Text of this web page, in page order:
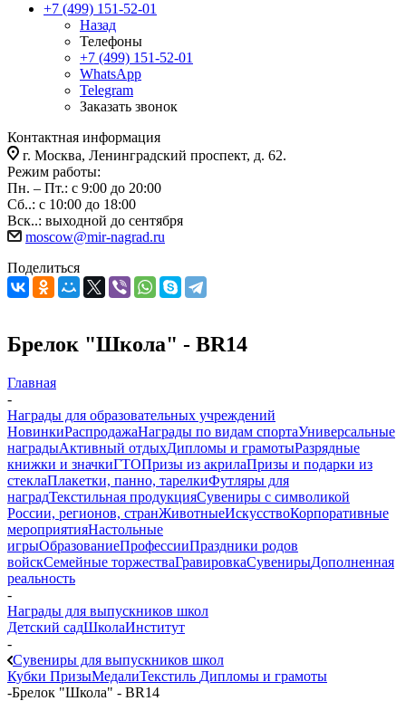
+7 (499) 151-52-01
Назад
Телефоны
+7 (499) 151-52-01
WhatsApp
Telegram
Заказать звонок
Контактная информация
г. Москва, Ленинградский проспект, д. 62.
Режим работы:
Пн. – Пт.: с 9:00 до 20:00
Сб..: с 10:00 до 18:00
Вск..: выходной до сентября
moscow@mir-nagrad.ru
Поделиться
Брелок "Школа" - BR14
Главная
-
Награды для образовательных учреждений
НовинкиРаспродажаНаграды по видам спортаУниверсальные
наградыАктивный отдыхДипломы и грамотыРазрядные
книжки и значкиГТОПризы из акрилаПризы и подарки из
стеклаПлакетки, панно, тарелкиФутляры для
наградТекстильная продукцияСувениры с символикой
России, регионов, странЖивотныеИскусствоКорпоративные
мероприятияНастольные
игрыОбразованиеПрофессииПраздники родов
войскСемейные торжестваГравировкаСувенирыДополненная
реальность
-
Награды для выпускников школ
Детский садШколаИнститут
-
Сувениры для выпускников школ
Кубки ПризыМедалиТекстиль Дипломы и грамоты
-Брелок "Школа" - BR14